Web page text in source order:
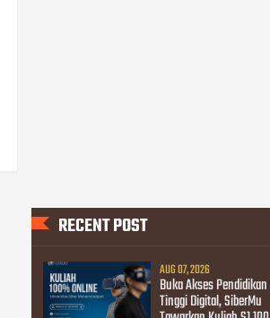
RECENT POST
AUG 07, 2026
Buka Akses Pendidikan
Tinggi Digital, SiberMu